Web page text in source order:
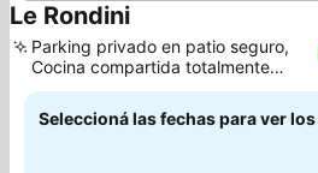
Le Rondini
Parking privado en patio seguro,
Cocina compartida totalmente
equipada
Seleccioná las fechas para ver